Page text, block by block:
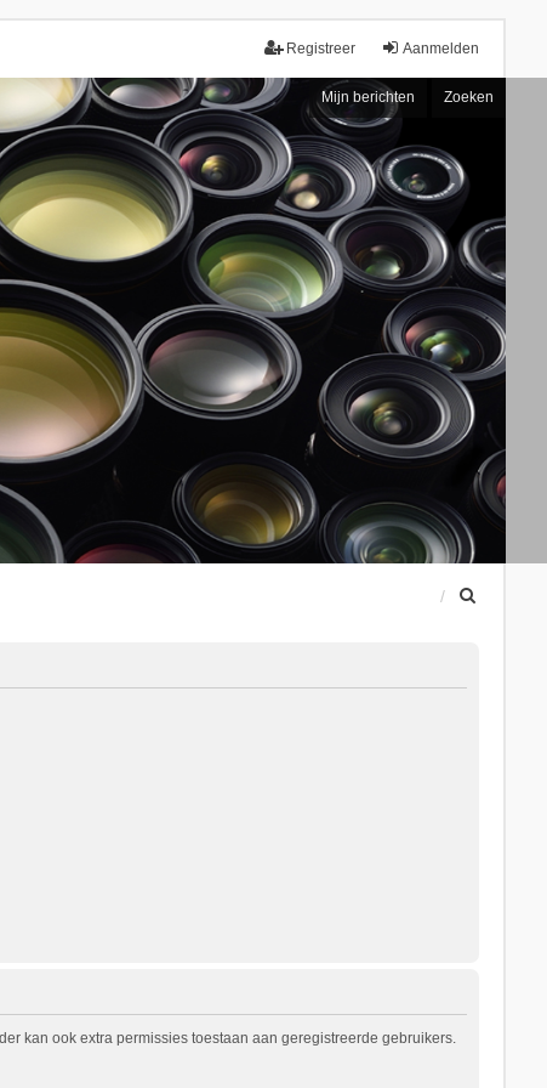
Aanmelden
Registreer
Mijn berichten Zoeken
kan ook extra permissies toestaan aan geregistreerde gebruikers.